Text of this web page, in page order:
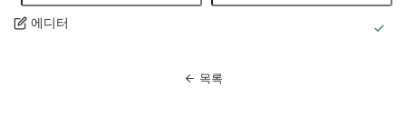
에디터
목록